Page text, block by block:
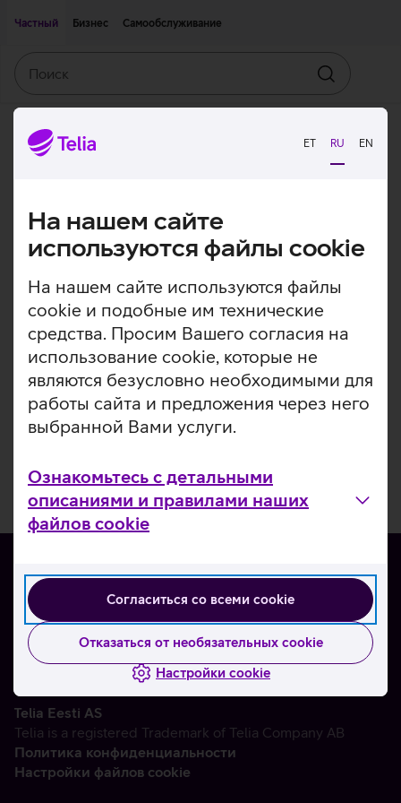
ET RU EN
На нашем сайте
используются файлы cookie
На нашем сайте используются файлы
cookie и подобные им технические
средства. Просим Вашего согласия на
использование cookie, которые не
являются безусловно необходимыми для
работы сайта и предложения через него
выбранной Вами услуги.
Ознакомьтесь с детальными
описаниями и правилами наших
файлов cookie
Согласиться со всеми cookie
Отказаться от необязательных cookie
Настройки cookie
Частный
Бизнес Самообслуживание
Искать
О нас
Контакты
Партнерам
Telia Eesti AS
Telia is a registered Trademark of Telia Company AB
Политика конфиденциальности
Настройки файлов cookie